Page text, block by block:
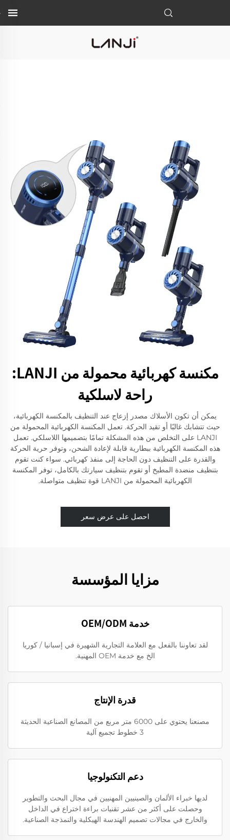
مكنسة كهربائية محمولة من LANJI:
راحة لاسلكية
يمكن أن تكون الأسلاك مصدر إزعاج عند التنظيف بالمكنسة الكهربائية،
حيث تتشابك غالبًا أو تقيد الحركة. تعمل المكنسة الكهربائية المحمولة من
LANJI على التخلص من هذه المشكلة تمامًا بتصميمها اللاسلكي. تعمل
هذه المكنسة الكهربائية ببطارية قابلة لإعادة الشحن، وتوفر حرية الحركة
والقدرة على التنظيف دون الحاجة إلى منفذ كهربائي. سواء كنت تقوم
بتنظيف منضدة المطبخ أو تقوم بتنظيف سيارتك بالكامل، توفر المكنسة
الكهربائية المحمولة من LANJI قوة تنظيف متواصلة.
احصل على عرض سعر
مزايا المؤسسة
خدمة OEM/ODM
لقد تعاوننا بالفعل مع العلامة التجارية الشهيرة في إسبانيا / كوريا
الخ مع خدمة OEM المهنية.
قدرة الإنتاج
مصنعنا يحتوي على 6000 متر مربع من المصانع الصناعية الحديثة
3 خطوط تجميع آلية
دعم التكنولوجيا
لديها خبراء الألمان والصينيين المهنيين في مجال البحث والتطوير
وحصلت على أكثر من عشر تقنيات براءة اختراع في الداخل
والخارج في مجالات تصميم الهندسة الهيكلية والنمذجة الصناعية.